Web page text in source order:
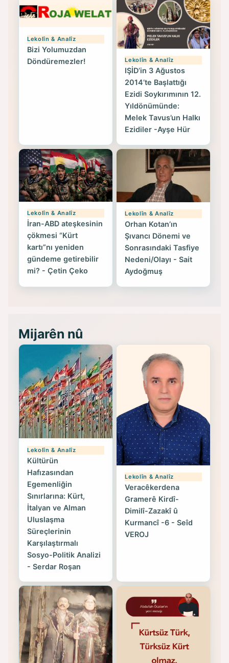
Lekolîn & Analîz
Bizi Yolumuzdan
Döndüremezler!
Lekolîn & Analîz
IŞİD’in 3 Ağustos
2014’te Başlattığı
Ezidi Soykırımının 12.
Yıldönümünde:
Melek Tavus’un Halkı
Ezidiler -Ayşe Hür
Lekolîn & Analîz
İran-ABD ateşkesinin
çökmesi “Kürt
kartı”nı yeniden
gündeme getirebilir
mi? - Çetin Çeko
Lekolîn & Analîz
Orhan Kotan’ın
Şıvancı Dönemi ve
Sonrasındaki Tasfiye
Nedeni/Olayı - Sait
Aydoğmuş
Mijarên nû
Lekolîn & Analîz
Kültürün
Hafızasından
Egemenliğin
Sınırlarına: Kürt,
İtalyan ve Alman
Uluslaşma
Süreçlerinin
Karşılaştırmalı
Sosyo-Politik Analizi
- Serdar Roşan
Lekolîn & Analîz
Veracêkerdena
Gramerê Kirdî-
Dimilî-Zazakî û
Kurmancî -6 - Seîd
VEROJ